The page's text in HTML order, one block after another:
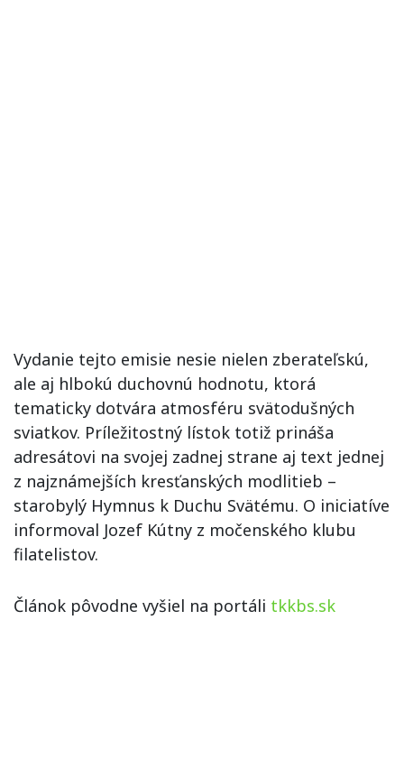
Vydanie tejto emisie nesie nielen zberateľskú,
ale aj hlbokú duchovnú hodnotu, ktorá
tematicky dotvára atmosféru svätodušných
sviatkov. Príležitostný lístok totiž prináša
adresátovi na svojej zadnej strane aj text jednej
z najznámejších kresťanských modlitieb –
starobylý Hymnus k Duchu Svätému. O iniciatíve
informoval Jozef Kútny z močenského klubu
filatelistov.
Článok pôvodne vyšiel na portáli tkkbs.sk